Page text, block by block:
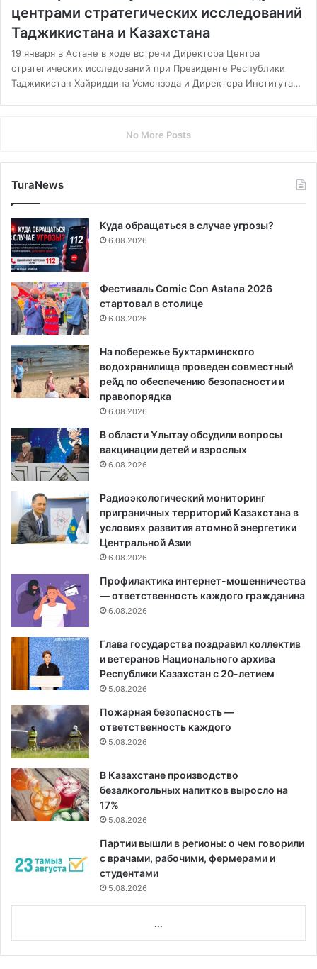
центрами стратегических исследований
Таджикистана и Казахстана
19 января в Астане в ходе встречи Директора Центра
стратегических исследований при Президенте Республики
Таджикистан Хайриддина Усмонзода и Директора Института…
No More Posts
TuraNews
Куда обращаться в случае угрозы?
6.08.2026
Фестиваль Comic Con Astana 2026
стартовал в столице
6.08.2026
На побережье Бухтарминского
водохранилища проведен совместный
рейд по обеспечению безопасности и
правопорядка
6.08.2026
В области Ұлытау обсудили вопросы
вакцинации детей и взрослых
6.08.2026
Радиоэкологический мониторинг
приграничных территорий Казахстана в
условиях развития атомной энергетики
Центральной Азии
6.08.2026
Профилактика интернет-мошенничества
— ответственность каждого гражданина
6.08.2026
Глава государства поздравил коллектив
и ветеранов Национального архива
Республики Казахстан с 20-летием
5.08.2026
Пожарная безопасность —
ответственность каждого
5.08.2026
В Казахстане производство
безалкогольных напитков выросло на
17%
5.08.2026
Партии вышли в регионы: о чем говорили
с врачами, рабочими, фермерами и
студентами
5.08.2026
...